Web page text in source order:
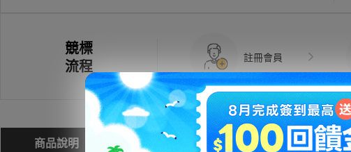
競標
流程
註冊會員
商品說明 問與答( 費用試算